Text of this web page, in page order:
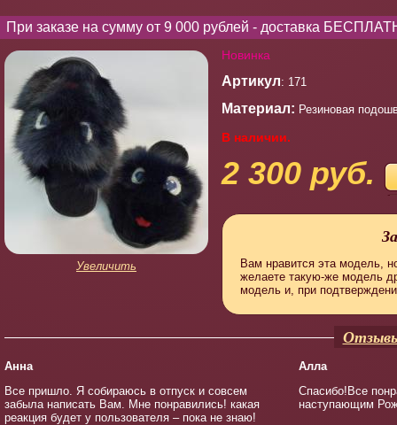
При заказе на сумму от 9 000 рублей - доставка
Увеличить
Новинка
Артикул: 171
Материал: Резиновая
В наличии.
2 300 руб.
Вам нравится эта модель,
желаете такую-же модель
модель и, при
Анна
Все пришло. Я собираюсь в отпуск и совсем
забыла написать Вам. Мне понравились! какая
реакция будет у пользователя – пока не знаю!
Алла
Спасибо!Все
наступающим